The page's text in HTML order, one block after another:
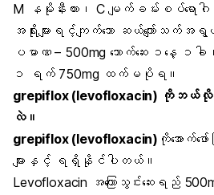
M နမိုးနီးယား၊ C မျက်ခမ်းစပ်ရောဂါ
အရိုးများရင့်ကျက်သော ဆယ်ကျော်သက်အရွ
ပမာဏ – 500mg သောက်ဆေး ၁နေ့
၁ ရက် 750mg ထက်မပိုရ။
grepiflox (levofloxacin) ကိုဘ
လဲ။
grepiflox (levofloxacin) ကိုအောက်ဖ
များနှင့် ရရှိနိုင်ပါတယ်။
Levofloxacin အကြောသွင်းဆေးရည်